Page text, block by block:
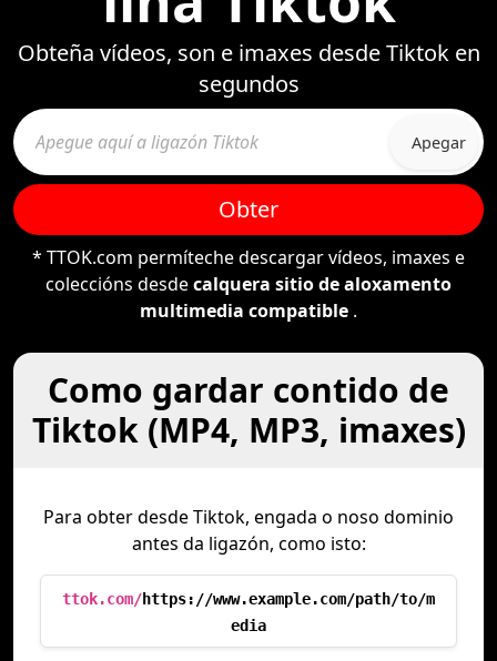
Obteña vídeos, son e imaxes desde Tiktok en
segundos
Apegar
Obter
* TTOK.com permíteche descargar vídeos, imaxes e
coleccións desdecalquera sitio de aloxamento
multimedia compatible .
Como gardar contido de
Tiktok (MP4, MP3, imaxes)
Para obter desde Tiktok, engada o noso dominio
antes da ligazón, como isto:
ttok.com/https://www.example.com/path/to/m
edia